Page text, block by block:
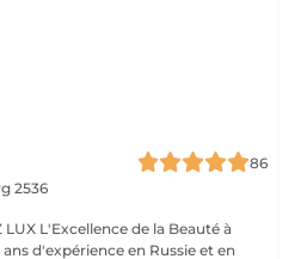
86
2536
L'Excellence de la Beauté à